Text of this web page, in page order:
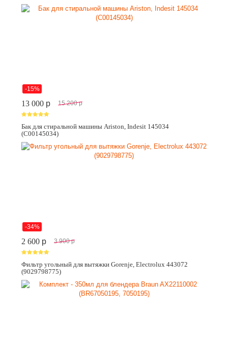
-15%
13 000 p 15 200 p
Бак для стиральной машины Ariston, Indesit 145034
(C00145034)
-34%
2 600 p 3 900 p
Фильтр угольный для вытяжки Gorenje, Electrolux 443072
(9029798775)